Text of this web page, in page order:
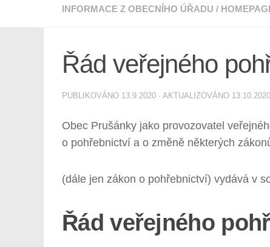
INFORMACE Z OBECNÍHO ÚŘADU /
Řád veřejného
PUBLIKOVÁNO 13.9.2020 · AKTUALIZOVÁNO 13.10.2020
Obec Prušánky jako provozovatel
o pohřebnictví a o změně některých
(dále jen zákon o pohřebnictví) vydává v
Řád veřejného